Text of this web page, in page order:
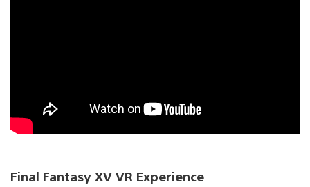
Final Fantasy XV VR Experience